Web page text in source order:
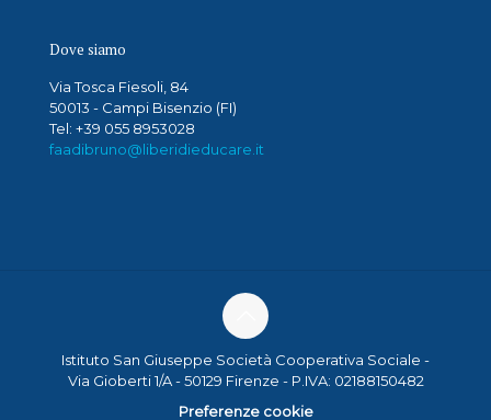
Dove siamo
Via Tosca Fiesoli, 84
50013 - Campi Bisenzio (FI)
Tel: +39 055 8953028
faadibruno@liberidieducare.it
Istituto San Giuseppe Società Cooperativa Sociale -
Via Gioberti 1/A - 50129 Firenze - P.IVA: 02188150482
Preferenze cookie